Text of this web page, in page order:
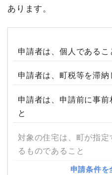
あります。
申請者は、個人であるこ
申請者は、町税等を滞
申請者は、申請前に事
と
対象の住宅は、町が指
るものであること
申請条件を